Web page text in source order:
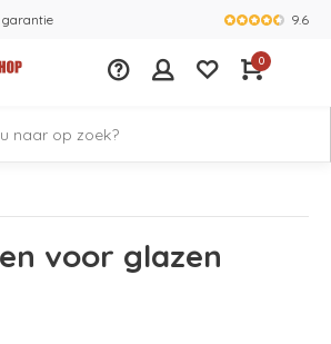
garantie Grootste
9.6
0
voor glazen